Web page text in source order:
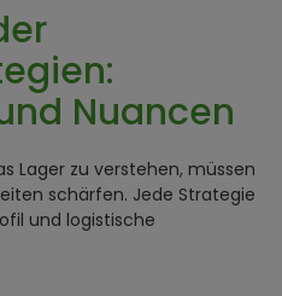
Nuancen
Lager zu verstehen, müssen
schärfen. Jede Strategie
und logistische